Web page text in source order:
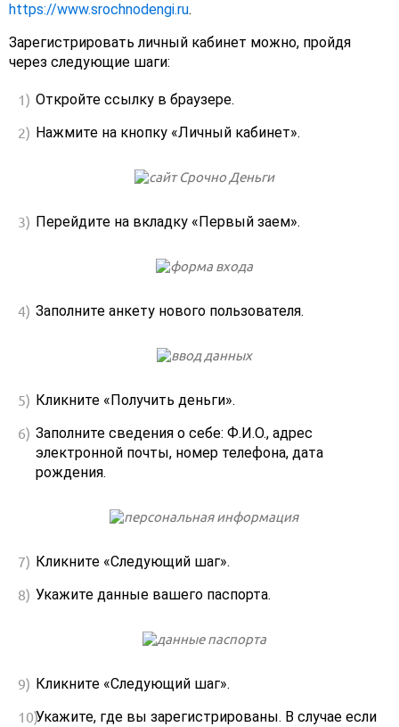
https://www.srochnodengi.ru.
Зарегистрировать личный кабинет можно, пройдя
через следующие шаги:
Откройте ссылку в браузере.
Нажмите на кнопку «Личный кабинет».
Перейдите на вкладку «Первый заем».
Заполните анкету нового пользователя.
Кликните «Получить деньги».
Заполните сведения о себе: Ф.И.О., адрес
электронной почты, номер телефона, дата
рождения.
Кликните «Следующий шаг».
Укажите данные вашего паспорта.
Кликните «Следующий шаг».
Укажите, где вы зарегистрированы. В случае если